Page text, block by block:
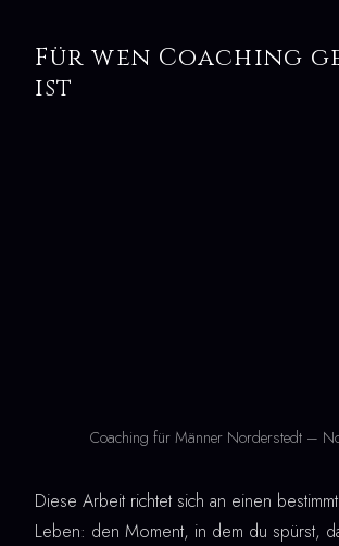
Für wen Coaching
ist
Coaching für Männer Norderstedt –
Diese Arbeit richtet sich an einen
Leben: den Moment, in dem du spürst,